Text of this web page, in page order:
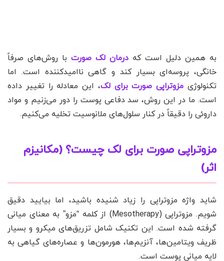
به همین دلیل است که درمان لک صورت با روش‌های صرفاً
خانگی، پروسه‌ای بسیار کند و گاهی ناامیدکننده است. اما
تکنولوژی مزوتراپی صورت برای لک، این معادله را تغییر داده
است. ما در این روش، سد دفاعی پوست را دور می‌زنیم و مواد
داروئی را دقیقاً در کنار سلول‌های ملانوسیت تخلیه می‌کنیم.
مزوتراپی صورت برای لک چیست؟ (مکانیزم
اثر)
شاید واژه مزوتراپی را زیاد شنیده باشید، اما بیایید دقیق
شویم. مزوتراپی (Mesotherapy) از کلمه “مزو” به معنای میانی
گرفته شده است. این تکنیک شامل تزریق‌های میکرو و بسیار
ظریف ویتامین‌ها، آنزیم‌ها، هورمون‌ها و عصاره‌های گیاهی به
لایه میانی پوست است.